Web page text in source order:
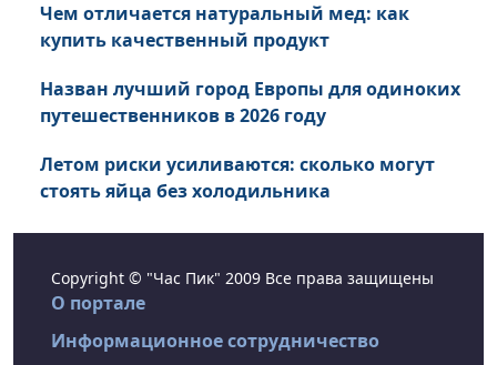
Чем отличается натуральный мед: как
купить качественный продукт
Назван лучший город Европы для одиноких
путешественников в 2026 году
Летом риски усиливаются: сколько могут
стоять яйца без холодильника
Copyright © "Час Пик" 2009 Все права защищены
О портале
Информационное сотрудничество